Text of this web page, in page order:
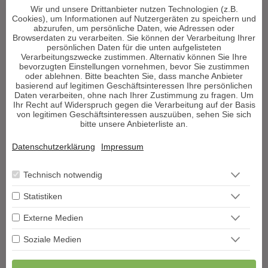
Astrologie & Horoskope
Medium & Channeling
Psych. Lebensberatung
Liebe & Partnerschaft
Beruf & Karriere
Sonstige Bereiche
Berater werden
Impressum
AGB
Hilfe
Wir und unsere Drittanbieter nutzen Technologien (z.B.
Cookies), um Informationen auf Nutzergeräten zu speichern und
abzurufen, um persönliche Daten, wie Adressen oder
Browserdaten zu verarbeiten. Sie können der Verarbeitung Ihrer
persönlichen Daten für die unten aufgelisteten
Verarbeitungszwecke zustimmen. Alternativ können Sie Ihre
bevorzugten Einstellungen vornehmen, bevor Sie zustimmen
oder ablehnen. Bitte beachten Sie, dass manche Anbieter
basierend auf legitimen Geschäftsinteressen Ihre persönlichen
Daten verarbeiten, ohne nach Ihrer Zustimmung zu fragen. Um
Ihr Recht auf Widerspruch gegen die Verarbeitung auf der Basis
von legitimen Geschäftsinteressen auszuüben, sehen Sie sich
bitte unsere Anbieterliste an.
Datenschutzerklärung Impressum
Technisch notwendig
Statistiken
Externe Medien
Soziale Medien